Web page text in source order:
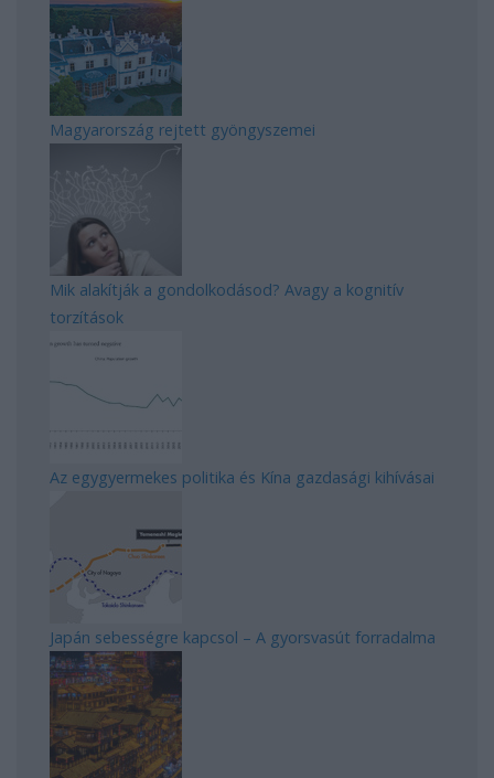
Magyarország rejtett gyöngyszemei
Mik alakítják a gondolkodásod? Avagy a kognitív
torzítások
Az egygyermekes politika és Kína gazdasági kihívásai
Japán sebességre kapcsol – A gyorsvasút forradalma